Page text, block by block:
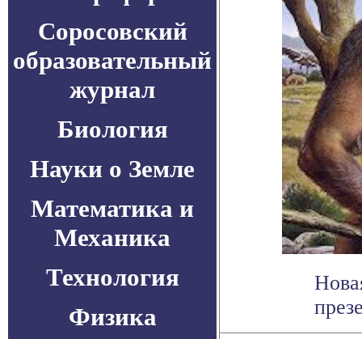
Соросовский
образовательный
журнал
Биология
Науки о Земле
Математика и
Механика
Технология
Физика